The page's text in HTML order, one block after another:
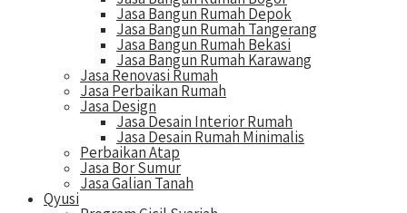
Jasa Bangun Rumah Depok
Jasa Bangun Rumah Tangerang
Jasa Bangun Rumah Bekasi
Jasa Bangun Rumah Karawang
Jasa Renovasi Rumah
Jasa Perbaikan Rumah
Jasa Design
Jasa Desain Interior Rumah
Jasa Desain Rumah Minimalis
Perbaikan Atap
Jasa Bor Sumur
Jasa Galian Tanah
Qyusi